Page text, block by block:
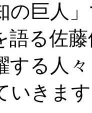
の巨人
語る佐
する人
いきま